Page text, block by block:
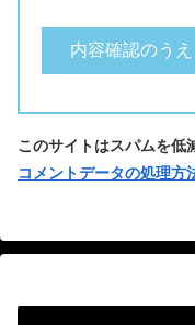
このサイトはスパムを低
コメントデータの処理方